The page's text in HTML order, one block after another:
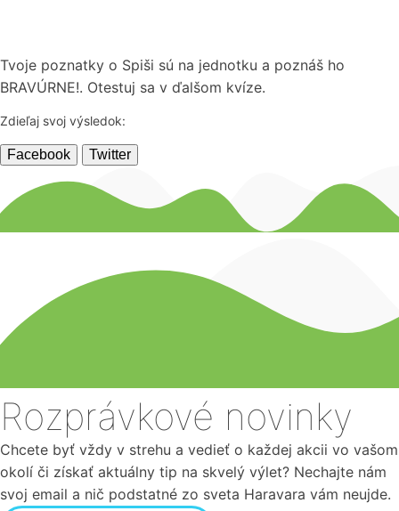
Tvoje poznatky o Spiši sú na jednotku a poznáš ho
BRAVÚRNE!. Otestuj sa v ďalšom kvíze.
Zdieľaj svoj výsledok:
Facebook Twitter
Rozprávkové novinky
Chcete byť vždy v strehu a vedieť o každej akcii vo vašom
okolí či získať aktuálny tip na skvelý výlet? Nechajte nám
svoj email a nič podstatné zo sveta Haravara vám neujde.